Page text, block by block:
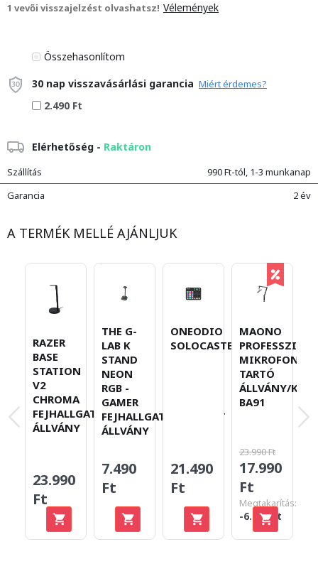
1 vevői visszajelzést olvashatsz! Vélemények
Összehasonlítom
30 nap visszavásárlási garancia Miért érdemes?
2.490 Ft
Elérhetőség - Raktáron
Szállítás
990 Ft-tól, 1-3 munkanap
Garancia
2 év
A TERMÉK MELLÉ AJÁNLJUK
RAZER
BASE
STATION
V2
CHROMA
FEJHALLGATÓ
ÁLLVÁNY
23.990
Ft
THE G-
LAB K
STAND
NEON
RGB -
GAMER
FEJHALLGATÓ/HEADSET
ÁLLVÁNY
7.490
Ft
ONEODIO
SOLOCASTER
21.490
Ft
MAONO
MIKROFON
TARTÓ
ÁLLVÁNY/KAR
BA91
23.990 Ft
17.990
Ft
Megtakarítás:
-6.000 Ft